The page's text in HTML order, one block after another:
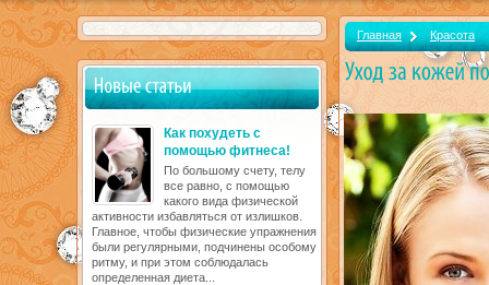
Как похудеть с
помощью фитнеса!
По большому счету, телу
все равно, с помощью
какого вида физической
активности избавляться от излишков.
Главное, чтобы физические упражнения
были регулярными, подчинены особому
ритму, и при этом соблюдалась
определенная диета...
Главная Красота